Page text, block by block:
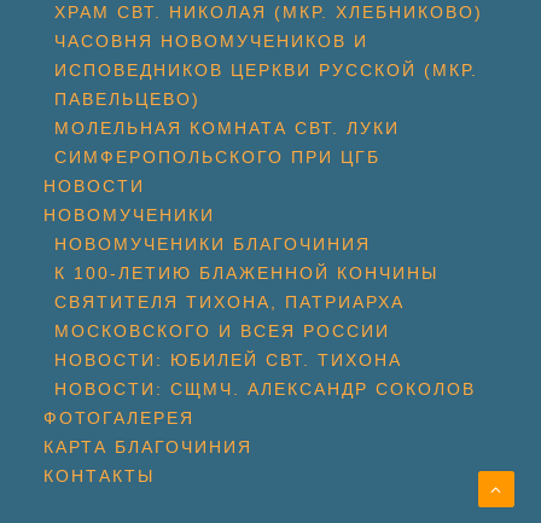
ХРАМ СВТ. НИКОЛАЯ (МКР. ХЛЕБНИКОВО)
ЧАСОВНЯ НОВОМУЧЕНИКОВ И
ИСПОВЕДНИКОВ ЦЕРКВИ РУССКОЙ (МКР.
ПАВЕЛЬЦЕВО)
МОЛЕЛЬНАЯ КОМНАТА СВТ. ЛУКИ
СИМФЕРОПОЛЬСКОГО ПРИ ЦГБ
НОВОСТИ
НОВОМУЧЕНИКИ
НОВОМУЧЕНИКИ БЛАГОЧИНИЯ
К 100-ЛЕТИЮ БЛАЖЕННОЙ КОНЧИНЫ
СВЯТИТЕЛЯ ТИХОНА, ПАТРИАРХА
МОСКОВСКОГО И ВСЕЯ РОССИИ
НОВОСТИ: ЮБИЛЕЙ СВТ. ТИХОНА
НОВОСТИ: СЩМЧ. АЛЕКСАНДР СОКОЛОВ
ФОТОГАЛЕРЕЯ
КАРТА БЛАГОЧИНИЯ
КОНТАКТЫ